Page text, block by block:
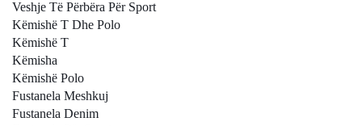
Veshje Të Përbëra Për Sport
Këmishë T Dhe Polo
Këmishë T
Këmisha
Këmishë Polo
Fustanela Meshkuj
Fustanela Denim